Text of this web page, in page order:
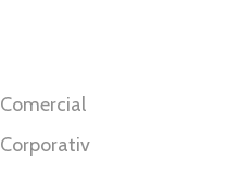
Comercial
Corporativ